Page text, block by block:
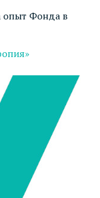
опыт Фонда в